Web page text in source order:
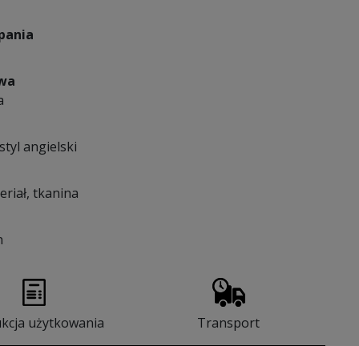
angielski
tkanina
użytkowania Transport